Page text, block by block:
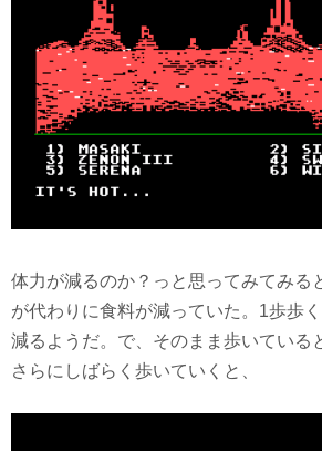
体力が減るのか？っと思ってみてみる
が代わりに食料が減っていた。1歩歩
減るようだ。で、そのまま歩いている
さらにしばらく歩いていくと、